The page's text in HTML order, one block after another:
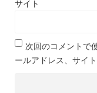
サイト
次回のコメントで
ールアドレス、サイト